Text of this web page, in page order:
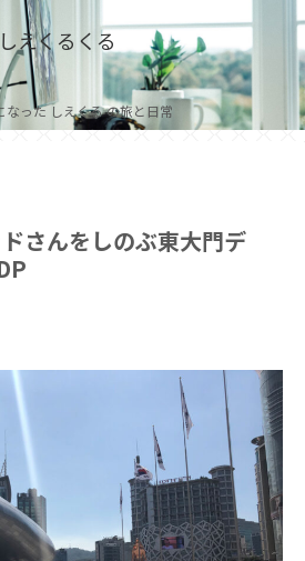
しえくるくる
なった しえくる の旅と日常
さんをしのぶ東大門デ